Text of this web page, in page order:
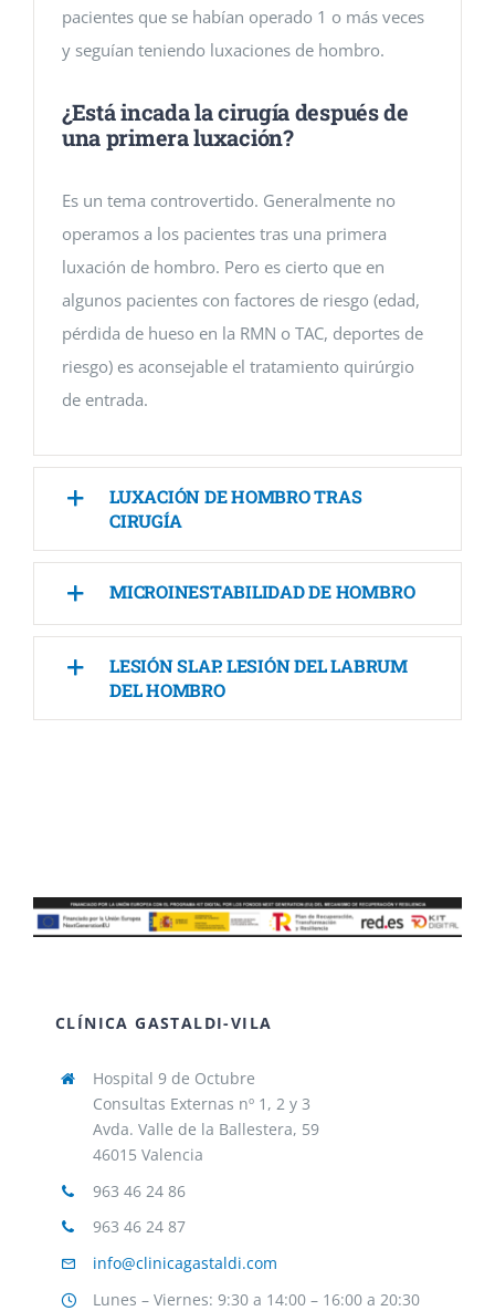
pacientes que se habían operado 1 o más veces
y seguían teniendo luxaciones de hombro.
¿Está incada la cirugía después de
una primera luxación?
Es un tema controvertido. Generalmente no
operamos a los pacientes tras una primera
luxación de hombro. Pero es cierto que en
algunos pacientes con factores de riesgo (edad,
pérdida de hueso en la RMN o TAC, deportes de
riesgo) es aconsejable el tratamiento quirúrgio
de entrada.
LUXACIÓN DE HOMBRO TRAS
CIRUGÍA
MICROINESTABILIDAD DE HOMBRO
LESIÓN SLAP. LESIÓN DEL LABRUM
DEL HOMBRO
CLÍNICA GASTALDI-VILA
Hospital 9 de Octubre
Consultas Externas nº 1, 2 y 3
Avda. Valle de la Ballestera, 59
46015 Valencia
963 46 24 86
963 46 24 87
info@clinicagastaldi.com
Lunes – Viernes: 9:30 a 14:00 – 16:00 a 20:30